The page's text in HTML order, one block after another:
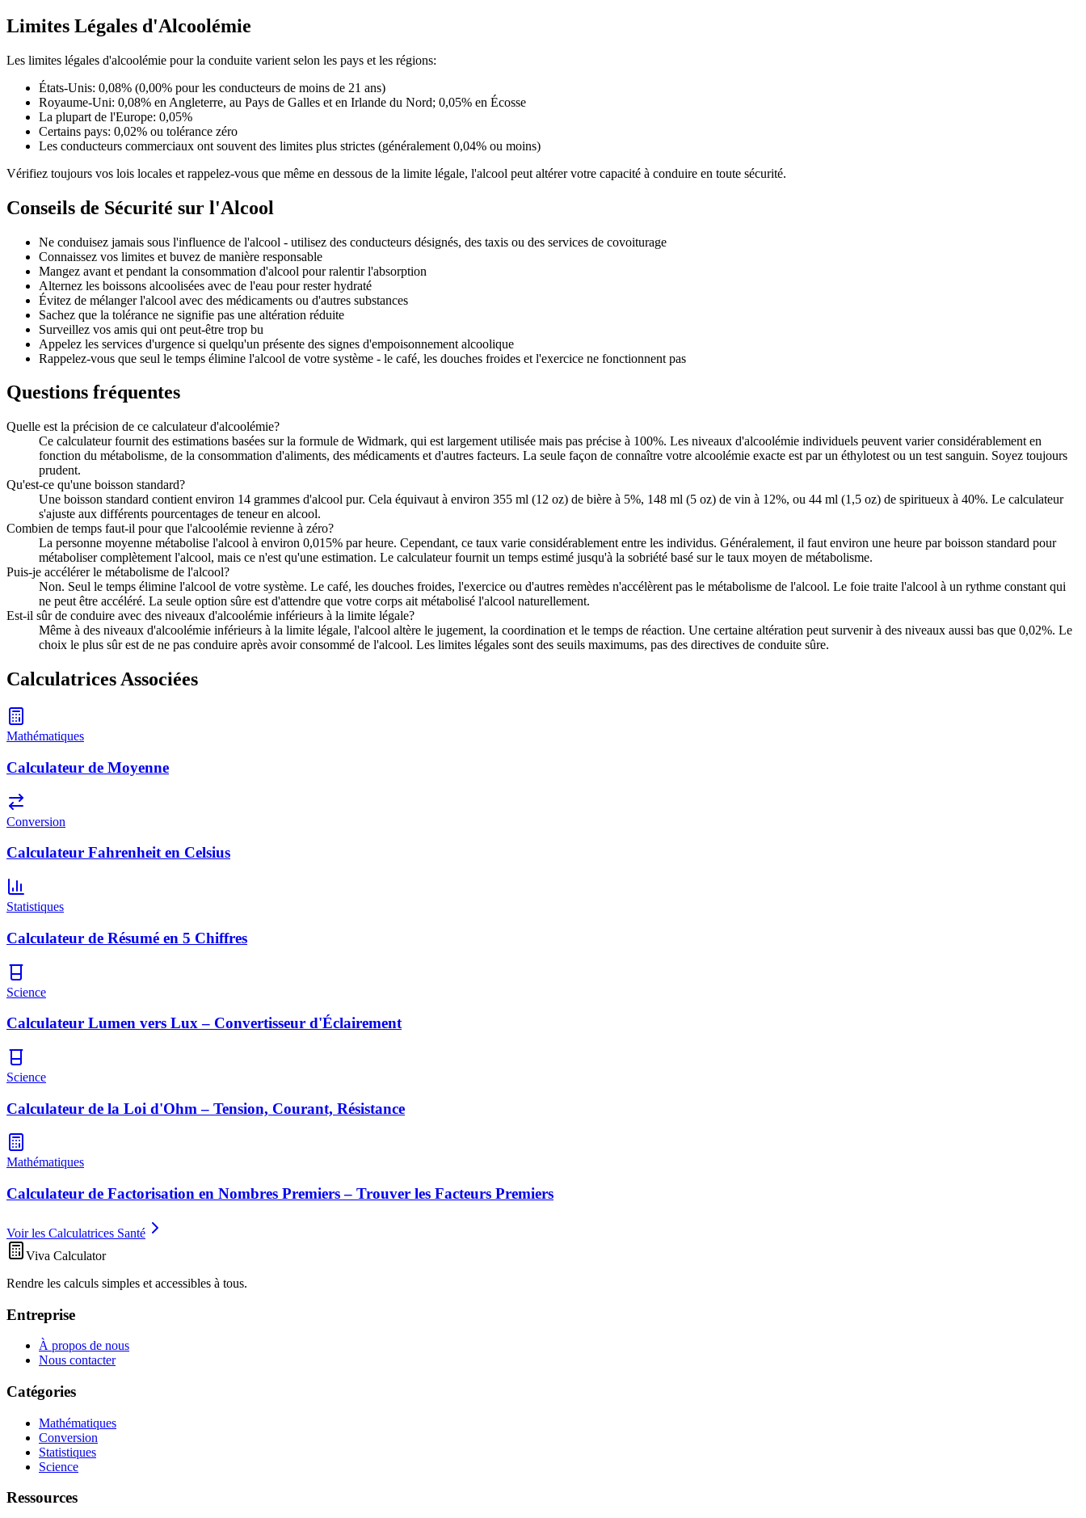
Limites Légales d'Alcoolémie
Les limites légales d'alcoolémie pour la conduite varient selon les pays et les régions:
États-Unis: 0,08% (0,00% pour les conducteurs de moins de 21 ans)
Royaume-Uni: 0,08% en Angleterre, au Pays de Galles et en Irlande du Nord; 0,05% en Écosse
La plupart de l'Europe: 0,05%
Certains pays: 0,02% ou tolérance zéro
Les conducteurs commerciaux ont souvent des limites plus strictes (généralement 0,04% ou moins)
Vérifiez toujours vos lois locales et rappelez-vous que même en dessous de la limite légale, l'alcool peut altérer votre capacité à conduire en toute sécurité.
Conseils de Sécurité sur l'Alcool
Ne conduisez jamais sous l'influence de l'alcool - utilisez des conducteurs désignés, des taxis ou des services de covoiturage
Connaissez vos limites et buvez de manière responsable
Mangez avant et pendant la consommation d'alcool pour ralentir l'absorption
Alternez les boissons alcoolisées avec de l'eau pour rester hydraté
Évitez de mélanger l'alcool avec des médicaments ou d'autres substances
Sachez que la tolérance ne signifie pas une altération réduite
Surveillez vos amis qui ont peut-être trop bu
Appelez les services d'urgence si quelqu'un présente des signes d'empoisonnement alcoolique
Rappelez-vous que seul le temps élimine l'alcool de votre système - le café, les douches froides et l'exercice ne fonctionnent pas
Questions fréquentes
Quelle est la précision de ce calculateur d'alcoolémie?
Ce calculateur fournit des estimations basées sur la formule de Widmark, qui est largement utilisée mais pas précise à 100%. Les niveaux d'alcoolémie individuels peuvent varier considérablement en
fonction du métabolisme, de la consommation d'aliments, des médicaments et d'autres facteurs. La seule façon de connaître votre alcoolémie exacte est par un éthylotest ou un test sanguin. Soyez toujours
prudent.
Qu'est-ce qu'une boisson standard?
Une boisson standard contient environ 14 grammes d'alcool pur. Cela équivaut à environ 355 ml (12 oz) de bière à 5%, 148 ml (5 oz) de vin à 12%, ou 44 ml (1,5 oz) de spiritueux à 40%. Le calculateur
s'ajuste aux différents pourcentages de teneur en alcool.
Combien de temps faut-il pour que l'alcoolémie revienne à zéro?
La personne moyenne métabolise l'alcool à environ 0,015% par heure. Cependant, ce taux varie considérablement entre les individus. Généralement, il faut environ une heure par boisson standard pour
métaboliser complètement l'alcool, mais ce n'est qu'une estimation. Le calculateur fournit un temps estimé jusqu'à la sobriété basé sur le taux moyen de métabolisme.
Puis-je accélérer le métabolisme de l'alcool?
Non. Seul le temps élimine l'alcool de votre système. Le café, les douches froides, l'exercice ou d'autres remèdes n'accélèrent pas le métabolisme de l'alcool. Le foie traite l'alcool à un rythme constant qui
ne peut être accéléré. La seule option sûre est d'attendre que votre corps ait métabolisé l'alcool naturellement.
Est-il sûr de conduire avec des niveaux d'alcoolémie inférieurs à la limite légale?
Même à des niveaux d'alcoolémie inférieurs à la limite légale, l'alcool altère le jugement, la coordination et le temps de réaction. Une certaine altération peut survenir à des niveaux aussi bas que 0,02%. Le
choix le plus sûr est de ne pas conduire après avoir consommé de l'alcool. Les limites légales sont des seuils maximums, pas des directives de conduite sûre.
Calculatrices Associées
Mathématiques
Calculateur de Moyenne
Conversion
Calculateur Fahrenheit en Celsius
Statistiques
Calculateur de Résumé en 5 Chiffres
Science
Calculateur Lumen vers Lux – Convertisseur d'Éclairement
Science
Calculateur de la Loi d'Ohm – Tension, Courant, Résistance
Mathématiques
Calculateur de Factorisation en Nombres Premiers – Trouver les Facteurs Premiers
Voir les Calculatrices Santé
Viva Calculator
Rendre les calculs simples et accessibles à tous.
Entreprise
À propos de nous
Nous contacter
Catégories
Mathématiques
Conversion
Statistiques
Science
Ressources